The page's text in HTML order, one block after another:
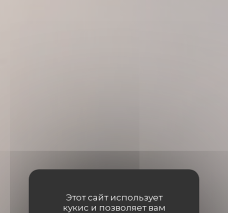
Этот сайт использует
кукис и позволяет вам